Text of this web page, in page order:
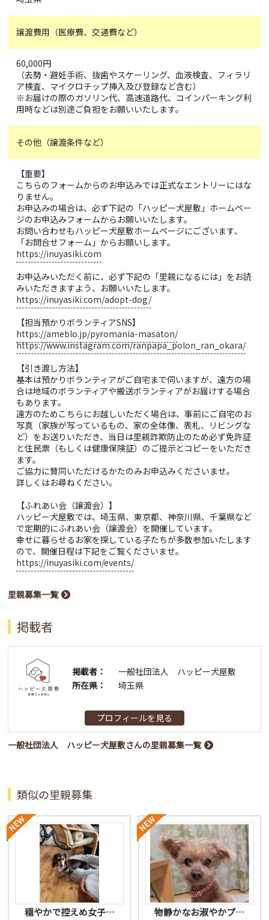
譲渡費用（医療費、交通費など）
60,000円
（去勢・避妊手術、抜歯やスケーリング、血液検査、フィラリ
ア検査、マイクロチップ挿入及び登録など含む）
※お届けの際のガソリン代、高速道路代、コインパーキング利
用時などは別途ご負担をお願いいたします。
その他（譲渡条件など）
【重要】
こちらのフォームからのお申込みでは正式なエントリーにはな
りません。
お申込みの場合は、必ず下記の「ハッピー犬屋敷」ホームペー
ジのお申込みフォームからお願いいたします。
お問い合わせもハッピー犬屋敷ホームページにございます、
「お問合せフォーム」からお願いします。
https://inuyasiki.com
お申込みいただく前に、必ず下記の「里親になるには」をお読
みいただきますよう、お願いいたします。
https://inuyasiki.com/adopt-dog/
【担当預かりボランティアSNS】
https://ameblo.jp/pyromania-masaton/
https://www.instagram.com/ranpapa_polon_ran_okara/
【引き渡し方法】
基本は預かりボランティアがご自宅まで伺いますが、遠方の場
合は地域のボランティアや搬送ボランティアがお届けする場合
もあります。
遠方のためこちらにお越しいただく場合は、事前にご自宅のお
写真（家族が写っているもの、家の全体像、表札、リビングな
ど）をお送りいただき、当日は里親詐欺防止のため必ず免許証
と住民票（もしくは健康保険証）のご提示とコピーをいただき
ます。
ご協力に賛同いただけるかたのみお申込みくださいませ。
詳しくはお尋ねください。
【ふれあい会（譲渡会）】
ハッピー犬屋敷では、埼玉県、東京都、神奈川県、千葉県など
で定期的にふれあい会（譲渡会）を開催しています。
幸せに暮らせるお家を探している子たちが多数参加いたします
ので、開催日程は下記をご覧くださいませ。
https://inuyasiki.com/events/
里親募集一覧
掲載者
掲載者：
一般社団法人 ハッピー犬屋敷
所在県：
埼玉県
プロフィールを見る
一般社団法人 ハッピー犬屋敷さんの里親募集一覧
類似の里親募集
穏やかで控えめ女子… 物静かなお淑やかプ…